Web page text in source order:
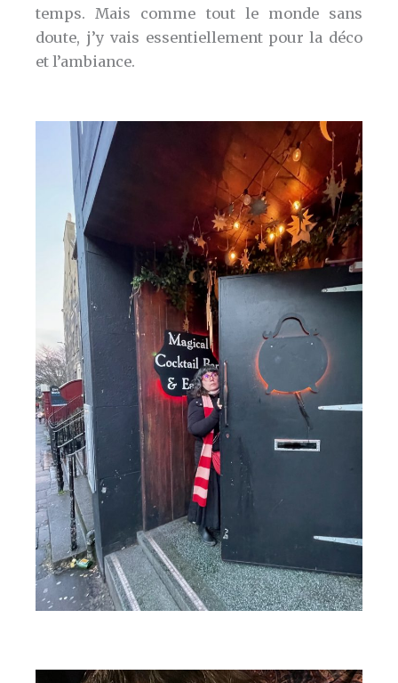
temps. Mais comme tout le monde sans
doute, j’y vais essentiellement pour la déco
et l’ambiance.